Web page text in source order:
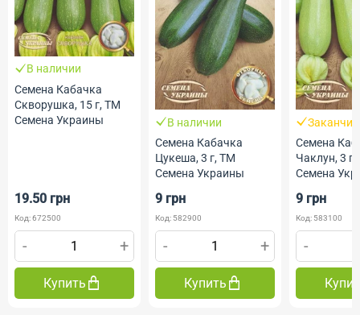
В наличии
Семена Кабачка
Скворушка, 15 г, ТМ
Семена Украины
19.50 грн
Код: 672500
- +
Купить
В наличии
Семена Кабачка
Цукеша, 3 г, ТМ
Семена Украины
9 грн
Код: 582900
- +
Купить
Семена
Чаклун, 3
Семена
9 грн
Код: 583100
-